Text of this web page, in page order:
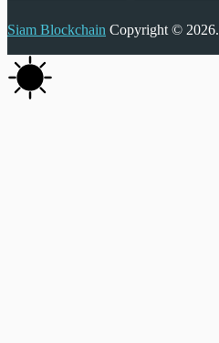
Siam Blockchain Copyright © 2026.